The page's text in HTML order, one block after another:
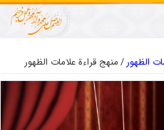
الظهور/منهج قراءة علامات الظهور